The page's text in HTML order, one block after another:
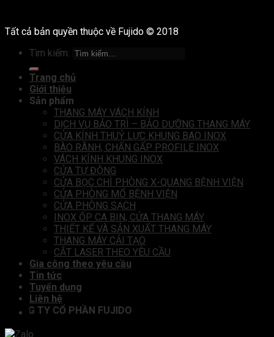
Tất cả bản quyền thuộc về Fujido © 2018
Tìm kiếm:
Trang chủ
Giới thiệu
Sản phẩm
THANG MÁY VÁCH KÍNH
DỊCH VỤ BẢO TRÌ – BẢO DƯỠNG THANG MÁY
CỬA KÍNH THUỶ LỰC KHUNG BAO INOX
BÀO RÃNH, CHẤN GẤP PROFILE INOX
VÁCH KÍNH KHUNG INOX
CỬA TỰ ĐỘNG
CỬA BỌC CHÌ PHÒNG X-QUANG BỆNH VIỆN
CỬA PHÒNG MỔ BỆNH VIỆN
CỬA PHÒNG SẠCH
INOX ỐP CA BIN, CỬA THANG MÁY
THIẾT KẾ VÀ SẢN XUẤT THANG MÁY
THANG MÁY CẢI TẠO
CẮT LASER THEO YÊU CẦU
Gia công theo yêu cầu
Tin tức
Tuyển dụng
Liên hệ
TY CỔ PHẦN FUJIDO